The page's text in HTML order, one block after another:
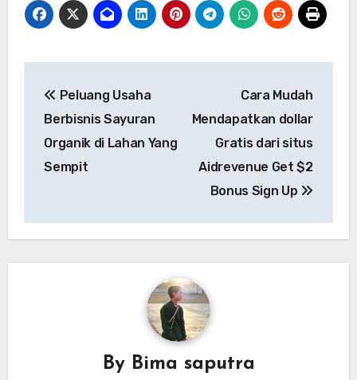
pos
Peluang Usaha
Berbisnis Sayuran
Organik di Lahan Yang
Sempit
Cara Mudah
Mendapatkan dollar
Gratis dari situs
Aidrevenue Get $2
Bonus Sign Up
By Bima saputra